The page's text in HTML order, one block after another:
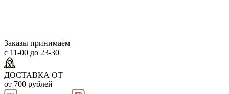
Заказы принимаем
с 11-00 до 23-30
ДОСТАВКА ОТ
от 700 рублей